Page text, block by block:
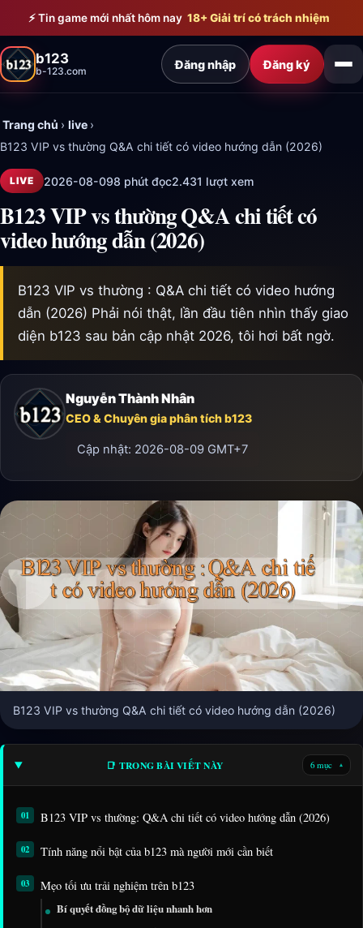
Bỏ qua đến nội dung chính
⚡ Tin game mới nhất hôm nay 18+ Giải trí có trách nhiệm
b123
b-123.com Đăng nhập Đăng ký
Trang chủ › live ›
B123 VIP vs thường Q&A chi tiết có video hướng dẫn (2026)
LIVE 2026-08-098 phút đọc2.431 lượt xem
B123 VIP vs thường Q&A chi tiết có
video hướng dẫn (2026)
B123 VIP vs thường : Q&A chi tiết có video hướng
dẫn (2026) Phải nói thật, lần đầu tiên nhìn thấy giao
diện b123 sau bản cập nhật 2026, tôi hơi bất ngờ.
Nguyễn Thành Nhân
CEO & Chuyên gia phân tích b123
Cập nhật: 2026-08-09 GMT+7
B123 VIP vs thường Q&A chi tiết có video hướng dẫn (2026)
📑 TRONG BÀI VIẾT NÀY 6 mục ▾
B123 VIP vs thường: Q&A chi tiết có video hướng dẫn (2026)
Tính năng nổi bật của b123 mà người mới cần biết
Mẹo tối ưu trải nghiệm trên b123
Bí quyết đồng bộ dữ liệu nhanh hơn